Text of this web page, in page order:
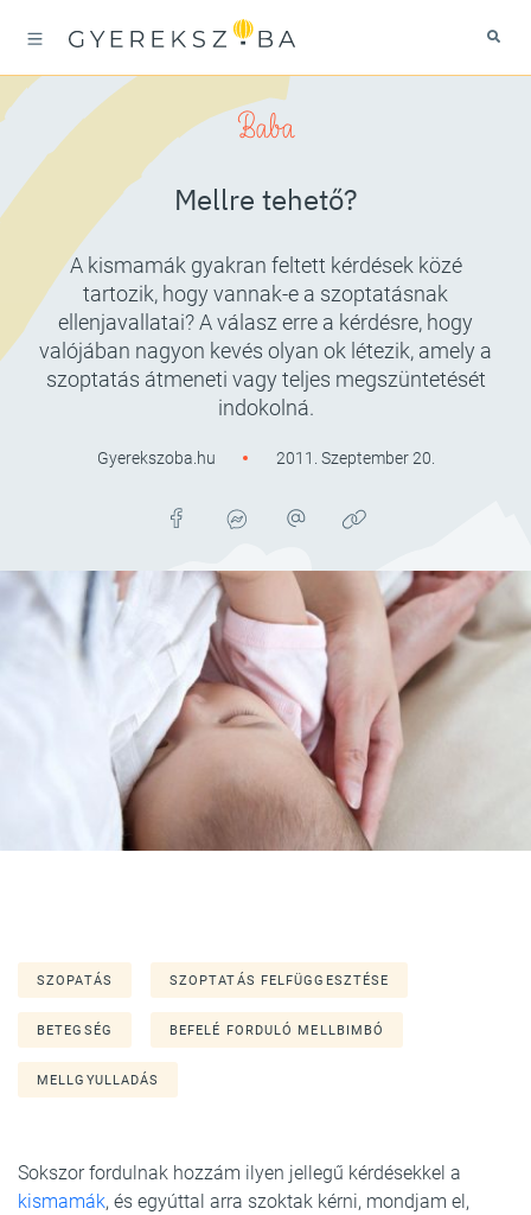
Baba
Mellre tehető?
A kismamák gyakran feltett kérdések közé
tartozik, hogy vannak-e a szoptatásnak
ellenjavallatai? A válasz erre a kérdésre, hogy
valójában nagyon kevés olyan ok létezik, amely a
szoptatás átmeneti vagy teljes megszüntetését
indokolná.
Gyerekszoba.hu 2011. Szeptember 20.
SZOPATÁS SZOPTATÁS FELFÜGGESZTÉSE
BETEGSÉG BEFELÉ FORDULÓ MELLBIMBÓ
MELLGYULLADÁS
Sokszor fordulnak hozzám ilyen jellegű kérdésekkel a
kismamák, és egyúttal arra szoktak kérni, mondjam el,